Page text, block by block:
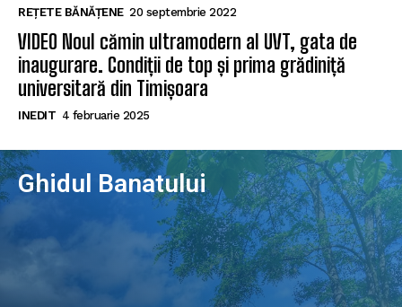
REȚETE BĂNĂȚENE 20 septembrie 2022
VIDEO Noul cămin ultramodern al UVT, gata de
inaugurare. Condiții de top și prima grădiniță
universitară din Timișoara
INEDIT 4 februarie 2025
Ghidul Banatului